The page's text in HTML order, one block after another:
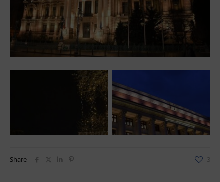
Share 3